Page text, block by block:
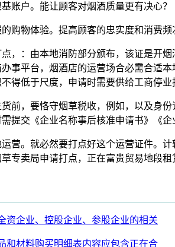
账户。能让顾客对烟酒质量更有决心？
物体验。提高顾客的忠实度和消费频
：由本地消防部分颁布，该证是开烟
事平台，烟酒店的运营场合必需合适
得低于尺度，申请时需要供给工商停
，要恪守烟草税收，例如，以及身份
提交《企业名称事后核准申请书》《
。就必然要打点好这个运营证件。计
专卖局申请打点，正在富贵贸易地段
资企业、控股企业、参股企业的相关
和材料购买明细表内容应包含正在合